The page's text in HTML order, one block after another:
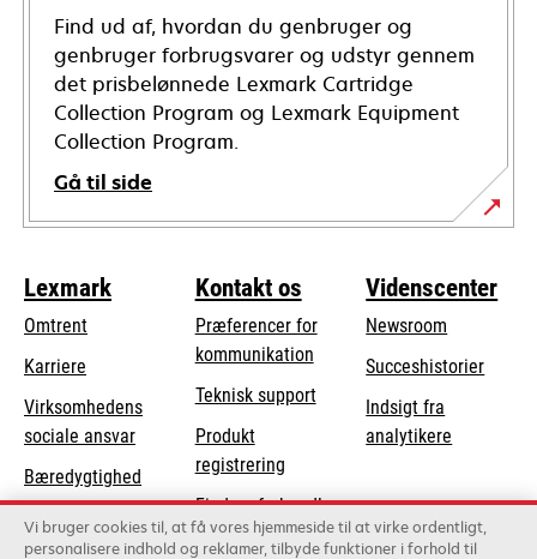
Find ud af, hvordan du genbruger og
genbruger forbrugsvarer og udstyr gennem
det prisbelønnede Lexmark Cartridge
Collection Program og Lexmark Equipment
Collection Program.
Gå til side
Lexmark
Omtrent
Karriere
Virksomhedens
sociale ansvaropens
in
a
new
tab
Bæredygtighed
Lexmark-partnere
Kontakt os
Præferencer for
kommunikation
Teknisk supportopens
tab
Produkt
registrering
Find en forhandler
Liste over
Videnscenter
Newsroom
Succeshistorier
Indsigt fra
analytikere
Vi bruger cookies til, at få vores hjemmeside til at virke ordentligt,
personalisere indhold og reklamer, tilbyde funktioner i forhold til